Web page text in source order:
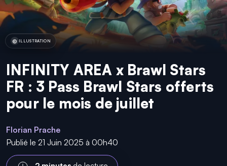
ILLUSTRATION
INFINITY AREA x Brawl Stars
FR : 3 Pass Brawl Stars offerts
pour le mois de juillet
Florian Prache
Publié le 21 Juin 2025 à 00h40